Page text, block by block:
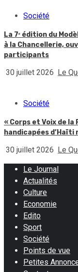
Société
La 7ᵉ édition du
à la Chancellerie,
participants
30 juillet 2026 Le
Société
« Corps et Voix de la
handicapées
30 juillet 2026 Le
Le Journal
Actualités
Culture
Economie
Edito
Sport
Société
Points de vue
Petites